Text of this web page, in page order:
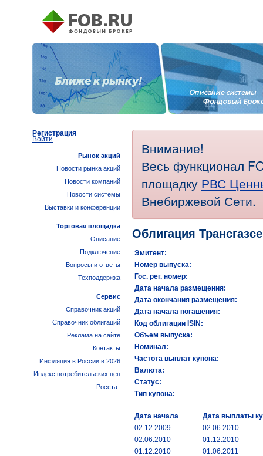
Внимание!
Весь функционал
площадку РВС
Внебиржевой Сети.
Облигация
Эмитент:
Номер выпуска:
Гос. рег. номер:
Дата начала размещения:
Дата окончания размещения:
Дата начала погашения:
Код облигации ISIN:
Объем выпуска:
Номинал:
Частота выплат купона:
Валюта:
Статус:
Тип купона:
Дата начала
Дата выплаты
02.12.2009
02.06.2010
02.06.2010
01.12.2010
01.12.2010
01.06.2011
Регистрация
Войти
Рынок акций
Новости рынка акций
Новости компаний
Новости системы
Выставки и конференции
Торговая площадка
Описание
Подключение
Вопросы и ответы
Техподдержка
Сервис
Справочник акций
Справочник облигаций
Реклама на сайте
Контакты
Инфляция в России в 2026
Индекс потребительских цен
Росстат